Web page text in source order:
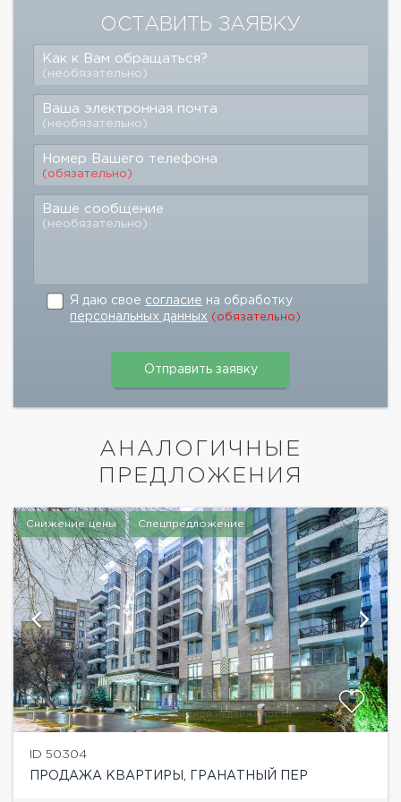
ОСТАВИТЬ ЗАЯВКУ
Как к Вам обращаться?
(необязательно)
Ваша электронная почта
(необязательно)
Номер Вашего телефона
(обязательно)
Ваше сообщение
(необязательно)
Я даю свое согласие на обработку
персональных данных (обязательно)
АНАЛОГИЧНЫЕ
ПРЕДЛОЖЕНИЯ
Снижение цены Спецпредложение
ID 50304
ПРОДАЖА КВАРТИРЫ, ГРАНАТНЫЙ ПЕР